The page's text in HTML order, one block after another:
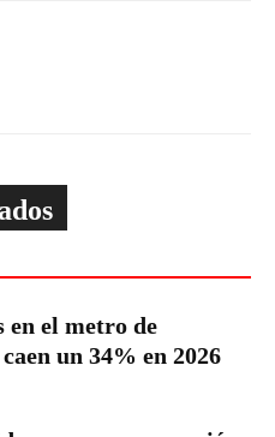
en el metro de
un 34% en 2026